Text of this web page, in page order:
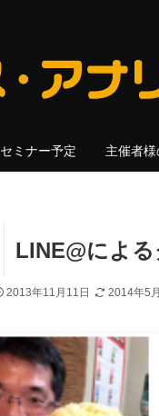
セミナー予定 主催者
LINE@によ
2013年11月11日 2014年5